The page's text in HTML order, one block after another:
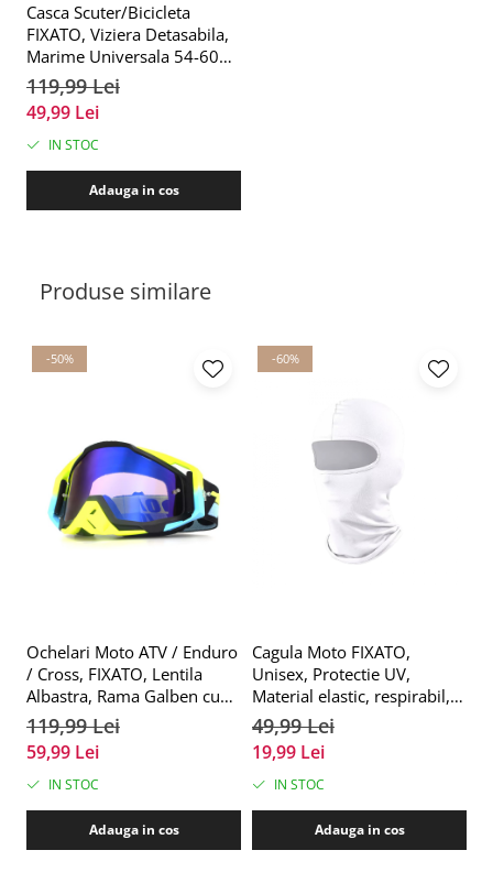
Casca Scuter/Bicicleta
FIXATO, Viziera Detasabila,
Marime Universala 54-60
cm, Negru
119,99 Lei
49,99 Lei
IN STOC
Adauga in cos
Produse similare
-50%
Ochelari Moto ATV / Enduro
/ Cross, FIXATO, Lentila
Albastra, Rama Galben cu
Negru
119,99 Lei
59,99 Lei
IN STOC
Adauga in cos
-60%
Cagula Moto FIXATO,
Unisex, Protectie UV,
Material elastic, respirabil,
Marime universala, Alba
49,99 Lei
19,99 Lei
IN STOC
Adauga in cos